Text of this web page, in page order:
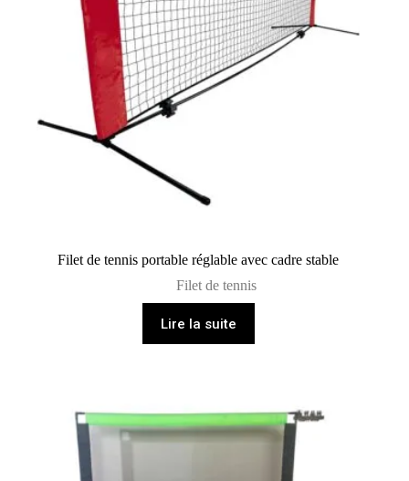
Filet de tennis portable réglable avec cadre stable
Filet de tennis
Lire la suite